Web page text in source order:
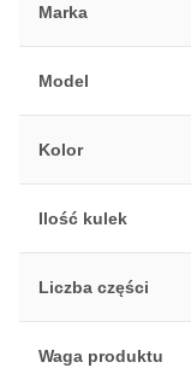
Marka
Model
Kolor
Ilość kulek
Liczba części
Waga produktu